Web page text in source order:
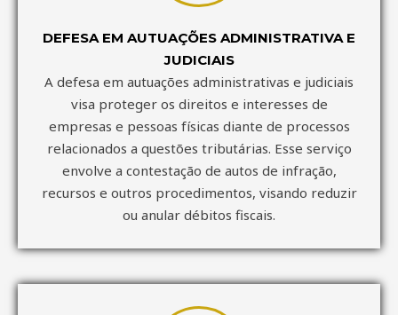
DEFESA EM AUTUAÇÕES ADMINISTRATIVA E
JUDICIAIS
A defesa em autuações administrativas e judiciais
visa proteger os direitos e interesses de
empresas e pessoas físicas diante de processos
relacionados a questões tributárias. Esse serviço
envolve a contestação de autos de infração,
recursos e outros procedimentos, visando reduzir
ou anular débitos fiscais.